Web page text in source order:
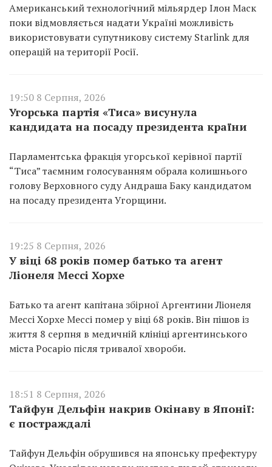
Американський технологічний мільярдер Ілон Маск
поки відмовляється надати Україні можливість
використовувати супутникову систему Starlink для
операцій на території Росії.
19:50 8 Серпня, 2026
Угорська партія «Тиса» висунула
кандидата на посаду президента країни
Парламентська фракція угорської керівної партії
“Тиса” таємним голосуванням обрала колишнього
голову Верховного суду Андраша Баку кандидатом
на посаду президента Угорщини.
19:25 8 Серпня, 2026
У віці 68 років помер батько та агент
Ліонеля Мессі Хорхе
Батько та агент капітана збірної Аргентини Ліонеля
Мессі Хорхе Мессі помер у віці 68 років. Він пішов із
життя 8 серпня в медичній клініці аргентинського
міста Росаріо після тривалої хвороби.
18:51 8 Серпня, 2026
Тайфун Дельфін накрив Окінаву в Японії:
є постраждалі
Тайфун Дельфін обрушився на японську префектуру